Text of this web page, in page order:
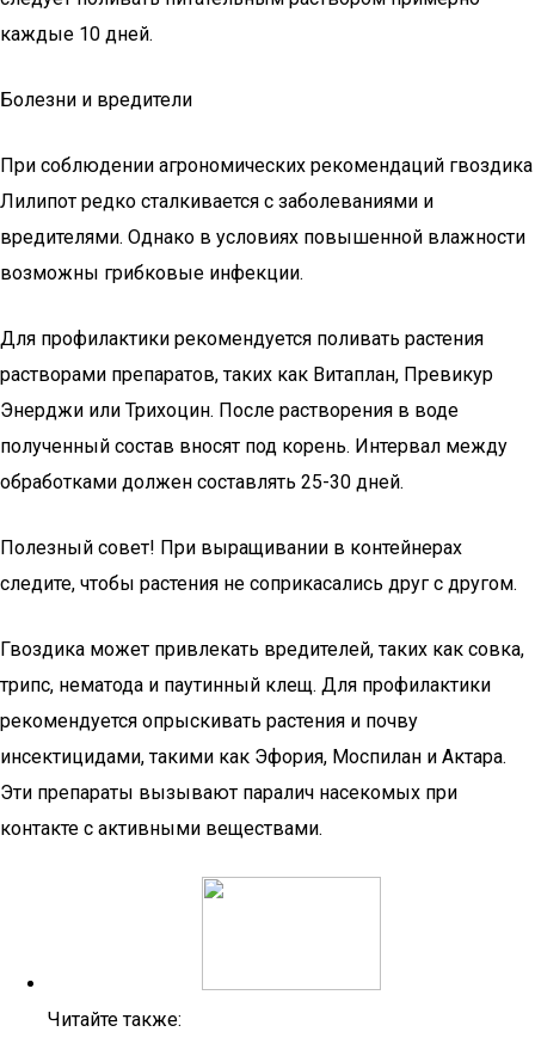
каждые 10 дней.
Болезни и вредители
При соблюдении агрономических рекомендаций гвоздика
Лилипот редко сталкивается с заболеваниями и
вредителями. Однако в условиях повышенной влажности
возможны грибковые инфекции.
Для профилактики рекомендуется поливать растения
растворами препаратов, таких как Витаплан, Превикур
Энерджи или Трихоцин. После растворения в воде
полученный состав вносят под корень. Интервал между
обработками должен составлять 25-30 дней.
Полезный совет! При выращивании в контейнерах
следите, чтобы растения не соприкасались друг с другом.
Гвоздика может привлекать вредителей, таких как совка,
трипс, нематода и паутинный клещ. Для профилактики
рекомендуется опрыскивать растения и почву
инсектицидами, такими как Эфория, Моспилан и Актара.
Эти препараты вызывают паралич насекомых при
контакте с активными веществами.
Читайте также: